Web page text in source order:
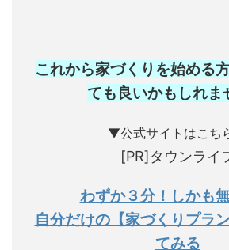
これから家づくりを始める
ても良いかもしれま
▼公式サイトはこち
[PR]タウンライ
わずか３分！しかも
自分だけの【家づくりプラ
てみる